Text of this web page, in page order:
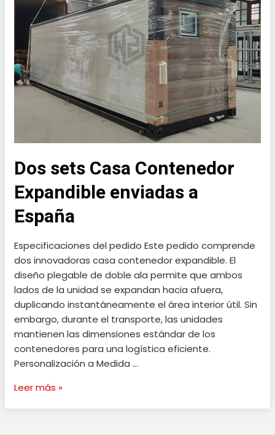
Dos sets Casa Contenedor
Expandible enviadas a
España
Especificaciones del pedido Este pedido comprende
dos innovadoras casa contenedor expandible. El
diseño plegable de doble ala permite que ambos
lados de la unidad se expandan hacia afuera,
duplicando instantáneamente el área interior útil. Sin
embargo, durante el transporte, las unidades
mantienen las dimensiones estándar de los
contenedores para una logística eficiente.
Personalización a Medida …
Contenedor
Expandible
enviadas
a
España
Leer más »